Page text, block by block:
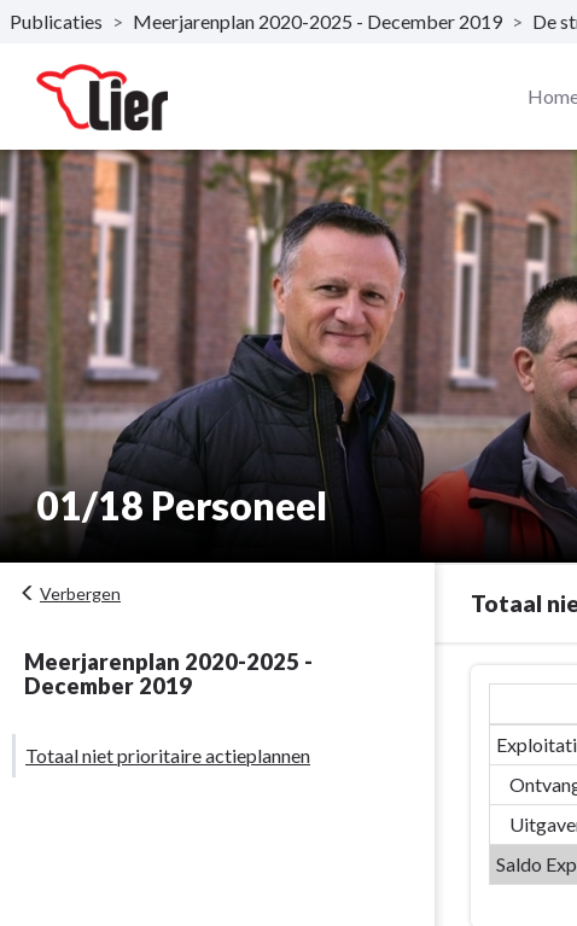
Naar hoofdinhoud
Publicaties > Meerjarenplan 2020-2025 - December 2019 > De
01/18 Personeel
Verbergen
Meerjarenplan 2020-2025 -
December 2019
Totaal niet prioritaire actieplannen
Totaal
navigatie
Personeel
Saldo